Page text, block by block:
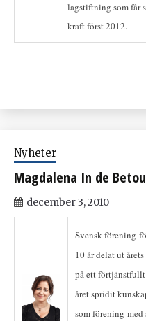
lagstiftning som får
kraft först 2012.
Nyheter
Magdalena In de
december 3, 2010
Svensk förening
10 år delat ut
på ett förtjänstfullt
året spridit
som förening